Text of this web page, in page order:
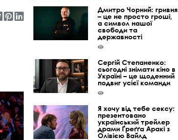
Дмитро Чорний: гривня
– це не просто гроші,
а символ нашої
свободи та
державності
Сергій Степаненко:
сьогодні знімати кіно в
Україні – це щоденний
подвиг усієї команди
Я хочу від тебе сексу:
презентовано
український трейлер
драми Ґреґґа Аракі з
Олівією Вайлд